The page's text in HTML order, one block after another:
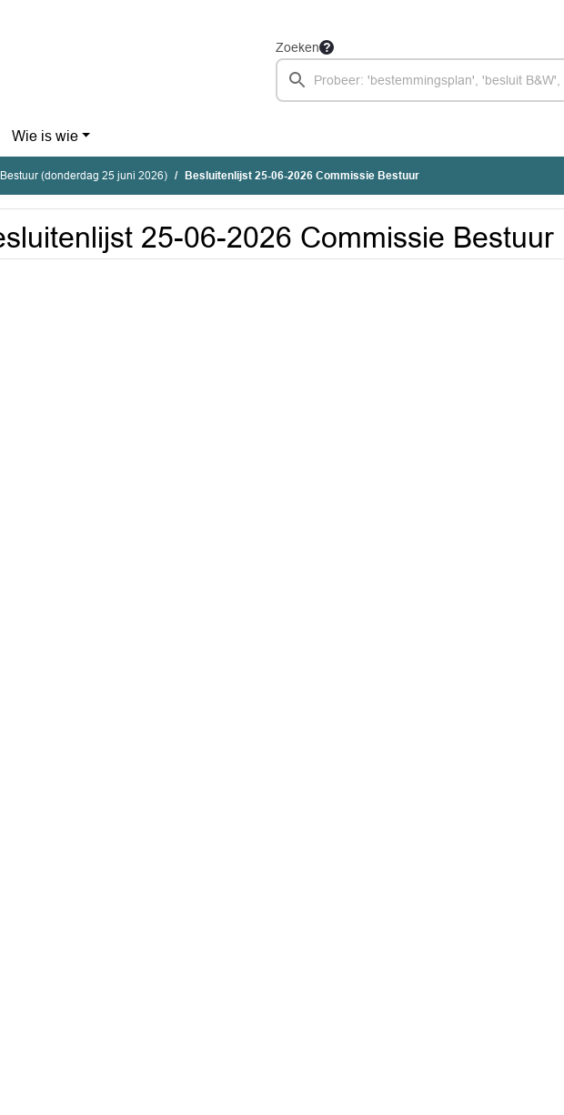
Zoeken
Wie is wie
(donderdag 25 juni 2026) Besluitenlijst 25-06-2026 Commissie Bestuur
25-06-2026 Commissie Bestuur